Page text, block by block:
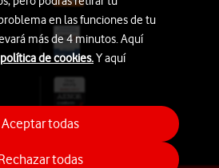
en las funciones de tu
más de 4 minutos. Aquí
de cookies.Y aquí
todas
Aceptar todas